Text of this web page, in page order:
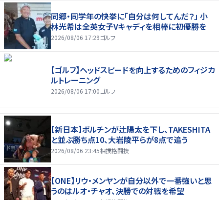
同郷・同学年の快挙に「自分は何してんだ？」 小
林光希は全英女子Vキャディを相棒に初優勝を
2026/08/06 17:29ゴルフ
【ゴルフ】ヘッドスピードを向上するためのフィジカ
ルトレーニング
2026/08/06 17:00ゴルフ
【新日本】ボルチンが辻陽太を下し、TAKESHITA
と並ぶ勝ち点10、大岩陵平らが8点で追う
2026/08/06 23:45相撲格闘技
【ONE】リウ・メンヤンが自分以外で一番強いと思
うのはルオ・チャオ、決勝での対戦を希望